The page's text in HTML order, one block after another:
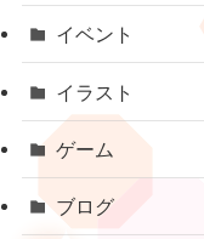
イベント
イラスト
ゲーム
ブログ